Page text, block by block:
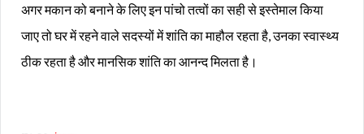
अगर मकान को बनाने के लिए इन पांचो तत्वों का सही से इस्तेमाल किया
जाए तो घर में रहने वाले सदस्यों में शांति का माहौल रहता है, उनका स्वास्थ्य
ठीक रहता है और मानसिक शांति का आनन्द मिलता है।